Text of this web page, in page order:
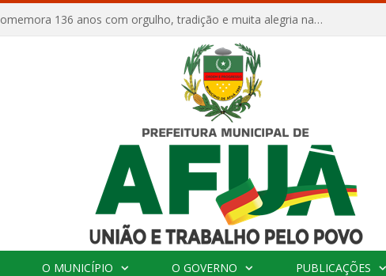
Afuá comemora 136 anos com orgulho, tradição e muita alegria na Quadra Dr. Nelson Salomão
O MUNICÍPIO O GOVERNO PUBLICAÇÕES